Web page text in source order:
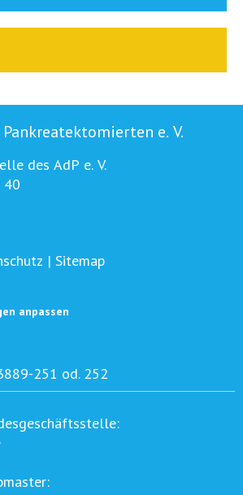
e. V.
des AdP e. V.
40
| Sitemap
anpassen
251 od. 252